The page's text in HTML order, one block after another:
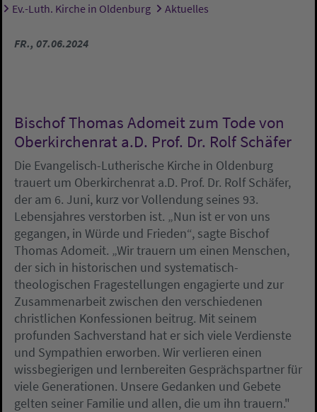
Sie sind hier:
Ev.-Luth. Kirche in Oldenburg Aktuelles
FR., 07.06.2024
Bischof Thomas Adomeit zum Tode von
Oberkirchenrat a.D. Prof. Dr. Rolf Schäfer
Die Evangelisch-Lutherische Kirche in Oldenburg
trauert um Oberkirchenrat a.D. Prof. Dr. Rolf Schäfer,
der am 6. Juni, kurz vor Vollendung seines 93.
Lebensjahres verstorben ist. „Nun ist er von uns
gegangen, in Würde und Frieden“, sagte Bischof
Thomas Adomeit. „Wir trauern um einen Menschen,
der sich in historischen und systematisch-
theologischen Fragestellungen engagierte und zur
Zusammenarbeit zwischen den verschiedenen
christlichen Konfessionen beitrug. Mit seinem
profunden Sachverstand hat er sich viele Verdienste
und Sympathien erworben. Wir verlieren einen
wissbegierigen und lernbereiten Gesprächspartner für
viele Generationen. Unsere Gedanken und Gebete
gelten seiner Familie und allen, die um ihn trauern."